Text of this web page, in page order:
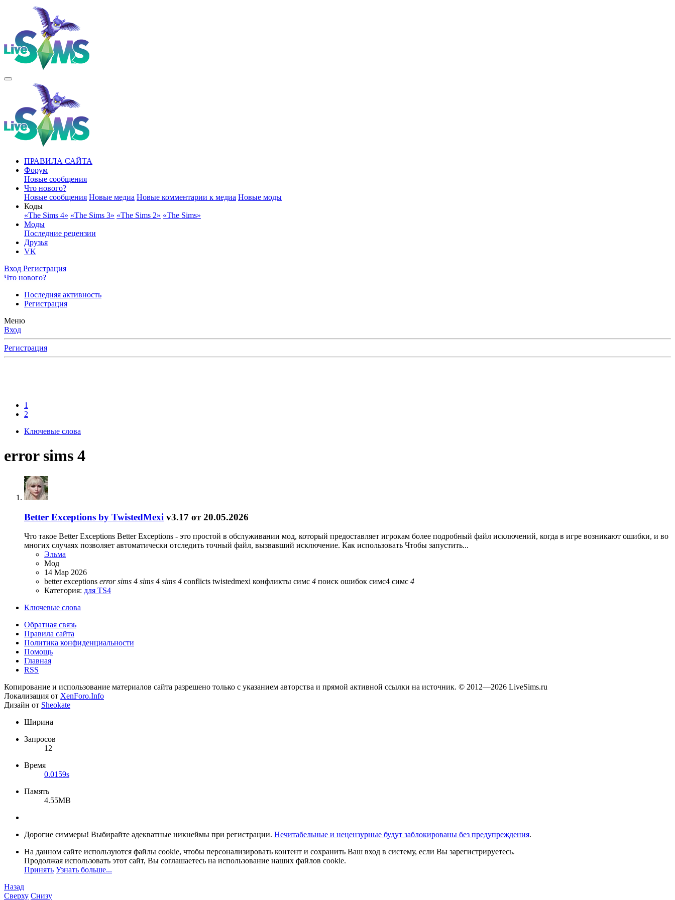
ПРАВИЛА САЙТА
Форум
Новые сообщения
Что нового?
Новые сообщения Новые медиа Новые комментарии к медиа Новые моды
Коды
«The Sims 4» «The Sims 3» «The Sims 2» «The Sims»
Моды
Последние рецензии
Друзья
VK
Вход Регистрация
Что нового?
Последняя активность
Регистрация
Меню
Вход
Регистрация
1
2
Ключевые слова
error sims 4
Better Exceptions by TwistedMexi v3.17 от 20.05.2026
Что такое Better Exceptions Better Exceptions - это простой в обслуживании мод, который предоставляет игрокам более подробный файл исключений, когда в игре возникают ошибки, и во
многих случаях позволяет автоматически отследить точный файл, вызвавший исключение. Как использовать Чтобы запустить...
Эльма
Мод
14 Мар 2026
better exceptions error sims 4 sims 4 sims 4 conflicts twistedmexi конфликты симс 4 поиск ошибок симс4 симс 4
Категория: для TS4
Ключевые слова
Обратная связь
Правила сайта
Политика конфиденциальности
Помощь
Главная
RSS
Копирование и использование материалов сайта разрешено только с указанием авторства и прямой активной ссылки на источник. © 2012—2026 LiveSims.ru
Локализация от XenForo.Info
Дизайн от Sheokate
Ширина
Запросов
12
Время
0.0159s
Память
4.55MB
Дорогие симмеры! Выбирайте адекватные никнеймы при регистрации. Нечитабельные и нецензурные будут заблокированы без предупреждения.
На данном сайте используются файлы cookie, чтобы персонализировать контент и сохранить Ваш вход в систему, если Вы зарегистрируетесь.
Продолжая использовать этот сайт, Вы соглашаетесь на использование наших файлов cookie.
Принять Узнать больше...
Назад
Сверху Снизу